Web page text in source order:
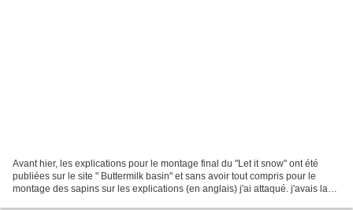
Avant hier, les explications pour le montage final du "Let it snow" ont été
publiées sur le site " Buttermilk basin" et sans avoir tout compris pour le
montage des sapins sur les explications (en anglais) j'ai attaqué. j'avais la